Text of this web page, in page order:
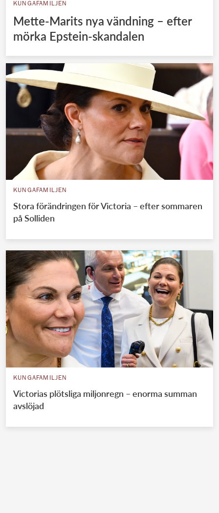
KUNGAFAMILJEN
Mette-Marits nya vändning – efter
mörka Epstein-skandalen
KUNGAFAMILJEN
Stora förändringen för Victoria – efter sommaren
på Solliden
KUNGAFAMILJEN
Victorias plötsliga miljonregn – enorma summan
avslöjad